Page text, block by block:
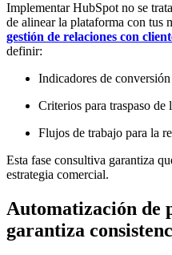
Implementar HubSpot no se
de alinear la plataforma con tus
gestión de relaciones con
definir:
Indicadores de
Criterios para traspaso de
Flujos de trabajo para la
Esta fase consultiva garantiza
estrategia comercial.
Automatización de
garantiza